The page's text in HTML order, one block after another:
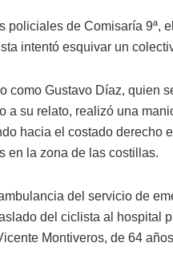
policiales de Comisaría 9ª,
intentó esquivar un
como Gustavo Díaz, quien
a su relato, realizó una
hacia el costado derecho
en la zona de las costillas.
del servicio de
del ciclista al hospital
Montiveros, de 64